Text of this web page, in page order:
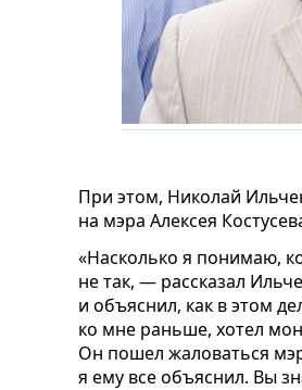
При этом, Николай
на мэра Алексея
«Насколько я понимаю,
не так, — рассказал
и объяснил, как в этом
ко мне раньше, хотел
Он пошел жаловаться
я ему все объяснил. Вы